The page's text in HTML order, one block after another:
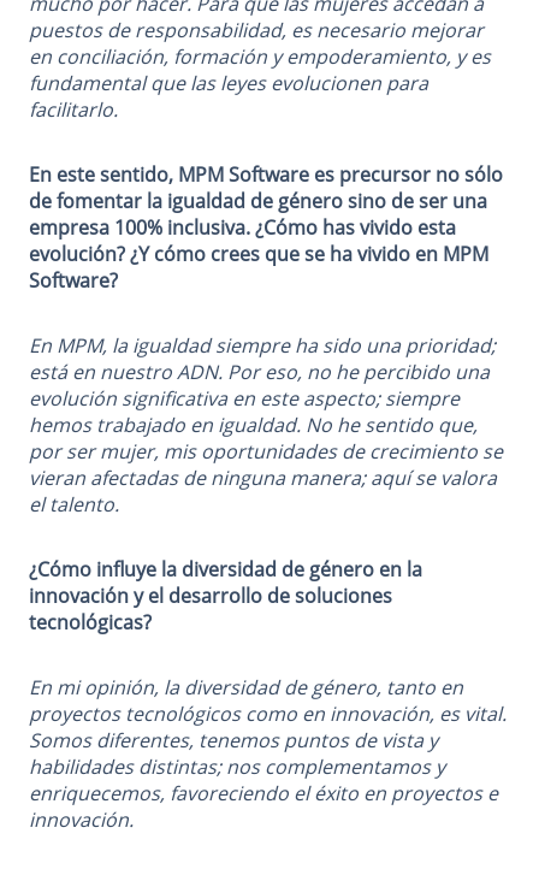
puestos de responsabilidad, es necesario mejorar
en conciliación, formación y empoderamiento, y es
fundamental que las leyes evolucionen para
facilitarlo.
En este sentido, MPM Software es precursor no sólo
de fomentar la igualdad de género sino de ser una
empresa 100% inclusiva. ¿Cómo has vivido esta
evolución? ¿Y cómo crees que se ha vivido en MPM
Software?
En MPM, la igualdad siempre ha sido una prioridad;
está en nuestro ADN. Por eso, no he percibido una
evolución significativa en este aspecto; siempre
hemos trabajado en igualdad. No he sentido que,
por ser mujer, mis oportunidades de crecimiento se
vieran afectadas de ninguna manera; aquí se valora
el talento.
¿Cómo influye la diversidad de género en la
innovación y el desarrollo de soluciones
tecnológicas?
En mi opinión, la diversidad de género, tanto en
proyectos tecnológicos como en innovación, es vital.
Somos diferentes, tenemos puntos de vista y
habilidades distintas; nos complementamos y
enriquecemos, favoreciendo el éxito en proyectos e
innovación.